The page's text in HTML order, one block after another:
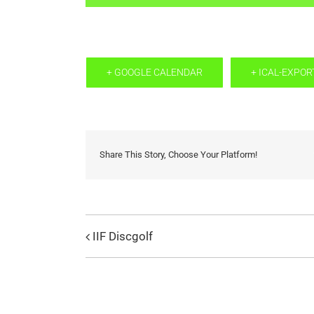
+ GOOGLE CALENDAR + ICAL-
Share This Story, Choose Your Platform!
Evenemang
IIF Discgolf